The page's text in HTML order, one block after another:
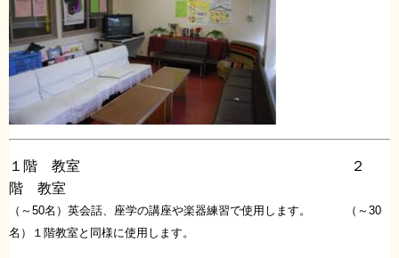
１階 教室 ２
階 教室
（～50名）英会話、座学の講座や楽器練習で使用します。 （～30
名）１階教室と同様に使用します。